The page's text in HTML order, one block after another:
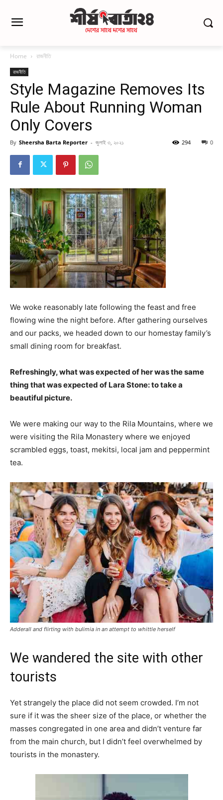
Home রাজনীতি
রাজনীতি
Style Magazine Removes Its
Rule About Running Woman
Only Covers
By Sheersha Barta Reporter - জুলাই ৩, ২০২১ 0
294
We woke reasonably late following the feast and free
flowing wine the night before. After gathering ourselves
and our packs, we headed down to our homestay family’s
small dining room for breakfast.
Refreshingly, what was expected of her was the same
thing that was expected of Lara Stone: to take a
beautiful picture.
We were making our way to the Rila Mountains, where we
were visiting the Rila Monastery where we enjoyed
scrambled eggs, toast, mekitsi, local jam and peppermint
tea.
Adderall and flirting with bulimia in an attempt to whittle herself
We wandered the site with other
tourists
Yet strangely the place did not seem crowded. I’m not
sure if it was the sheer size of the place, or whether the
masses congregated in one area and didn’t venture far
from the main church, but I didn’t feel overwhelmed by
tourists in the monastery.